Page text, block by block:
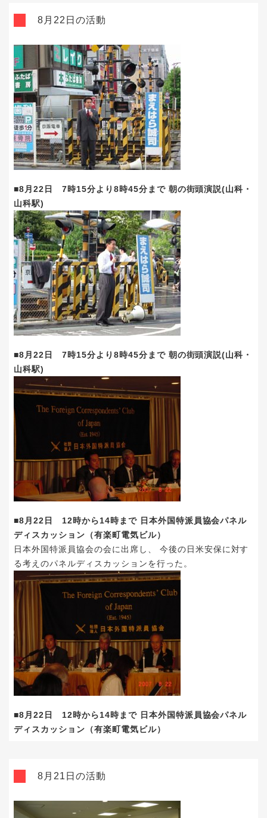
8月22日の活動
■8月22日 7時15分より8時45分まで 朝の街頭演説(山科・
山科駅)
■8月22日 7時15分より8時45分まで 朝の街頭演説(山科・
山科駅)
■8月22日 12時から14時まで 日本外国特派員協会パネル
ディスカッション（有楽町電気ビル）
日本外国特派員協会の会に出席し、 今後の日米安保に対す
る考えのパネルディスカッションを行った。
■8月22日 12時から14時まで 日本外国特派員協会パネル
ディスカッション（有楽町電気ビル）
8月21日の活動